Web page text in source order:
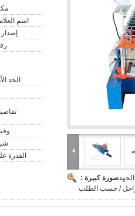
صورة كبيرة :
اسم
الحد
القدرة